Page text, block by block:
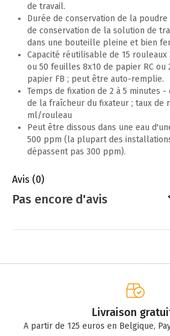
de travail.
Durée de conservation de la
de conservation de la solution de
dans une bouteille pleine et bien
Capacité réutilisable de 15 rouleaux
ou 50 feuilles 8x10 de papier RC ou
papier FB ; peut être auto-remplie.
Temps de fixation de 2 à 5 minutes
de la fraîcheur du fixateur ; taux de
ml/rouleau
Peut être dissous dans une eau
500 ppm (la plupart des
dépassent pas 300 ppm).
Avis (0)
Pas encore d'avis
Livraison
A partir de 125 euros en Belgique,